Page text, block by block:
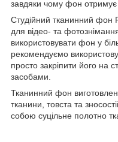
завдяки чому фон отримує
Студійний тканинний
для відео- та
використовувати фон у
рекомендуємо
просто закріпити його на
засобами.
Тканинний фон
тканини, товста та
собою суцільне полотно